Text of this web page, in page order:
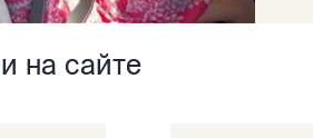
на сайте